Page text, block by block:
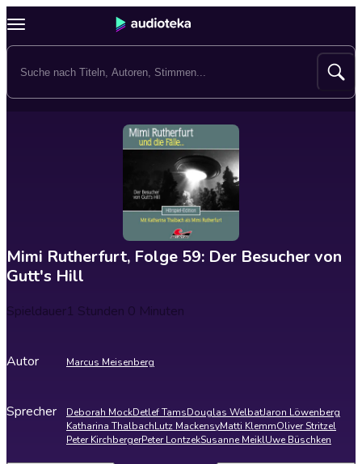
Mimi Rutherfurt, Folge 59: Der Besucher von
Gutt's Hill
Spieldauer1 Stunden 0 Minuten
Autor Marcus Meisenberg
Sprecher Deborah MockDetlef TamsDouglas WelbatJaron Löwenberg
Katharina ThalbachLutz MackensyMatti KlemmOliver Stritzel
Peter KirchbergerPeter LontzekSusanne MeiklUwe Büschken